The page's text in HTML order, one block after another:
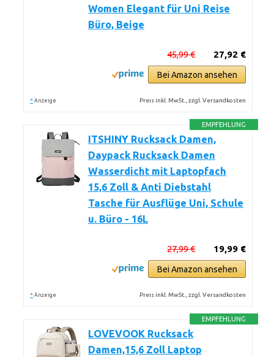
Women Elegant für Uni Reise
Büro, Beige
27,92 €
45,99 €
Bei Amazon ansehen
* Anzeige Preis inkl. MwSt., zzgl. Versandkosten
EMPFEHLUNG
ITSHINY Rucksack Damen,
Daypack Rucksack Damen
Wasserdicht mit Laptopfach
15,6 Zoll & Anti Diebstahl
Tasche für Ausflüge Uni, Schule
u. Büro - 16L
19,99 €
27,99 €
Bei Amazon ansehen
* Anzeige Preis inkl. MwSt., zzgl. Versandkosten
EMPFEHLUNG
LOVEVOOK Rucksack
Damen,15,6 Zoll Laptop